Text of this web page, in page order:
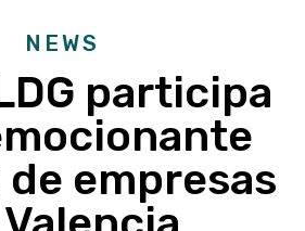
NEWS
participa
empresas